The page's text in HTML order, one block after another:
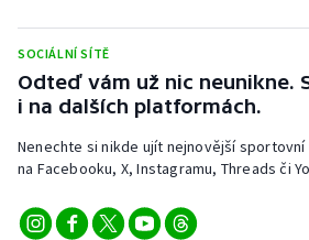
Stolní tenis
Triatlon
Veslování
Vodní slalom
SOCIÁLNÍ SÍTĚ
Odteď vám už nic neunikne.
i na dalších platformách.
Nenechte si nikde ujít nejnovější sportovní
na Facebooku, X, Instagramu, Threads či